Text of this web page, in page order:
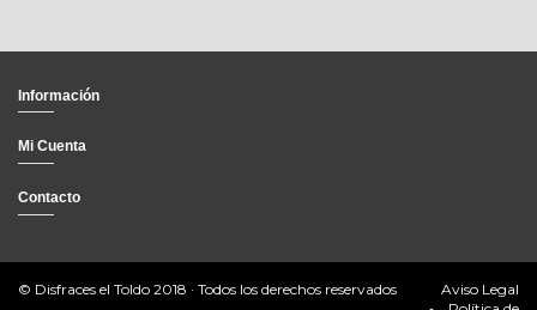
Información
Mi Cuenta
Contacto
© Disfraces el Toldo 2018 · Todos los derechos reservados
Aviso Legal